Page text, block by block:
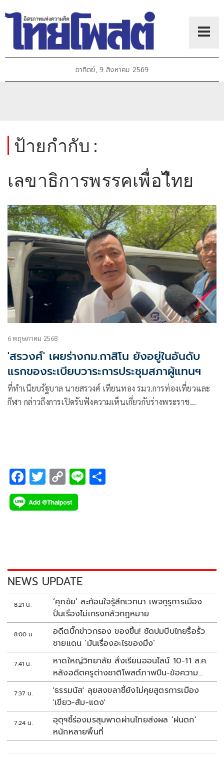
อาทิตย์, 9 สิงหาคม 2569
ป้ายกำกับ :
เลขาธิการพรรคเพื่อไืทย
6 พฤษภาคม 2568
'สรวงศ์' เผยร่างกม.กาสิโน ยังอยู่ในอันดับ
แรกของระเบียบวาระการประชุมสภาผู้แทนฯ
ที่ทำเนียบรัฐบาล นายสรวงศ์ เทียนทอง รมว.การท่องเที่ยวและ
กีฬา กล่าวถึงการเปิดรับฟังความเห็นเกี่ยวกับร่างพระราช
F
ac
e
k
T
wi
tt
C
o
p
k
Li
NEWS UPDATE
8:21 น.
‘ศุภชัย’ สะท้อนใจรู้สึกเวทนา เพจกูรูการเมือง
ปั่นเรื่องไม่เกรงกลัวกฎหมาย
8:00 น.
อดีตบิ๊กข่าวกรอง ของขึ้น! ซัดปมบีบไทยรื้อรั้ว
ชายแดน ‘มันเรื่องอะไรของมึง’
7:41 น.
หาดใหญ่วิทยาลัย สั่งเรียนออนไลน์ 10-11 ส.ค.
หลังอดีตครูต่างชาติโพสต์ภาพปืน-ข้อความ
ข่มขู่
7:37 น.
'ธรรมนัส' ลุยสงขลาชี้ยังไม่คุยสูตรการเมือง
'เขียว-ส้ม-แดง'
7:24 น.
อุตุฯชี้ร่องมรสุมพาดผ่านไทยส่งผล ‘ฝนตก’
หนักหลายพื้นที่